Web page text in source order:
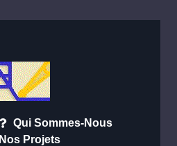
Qui Sommes-Nous
Nos Projets